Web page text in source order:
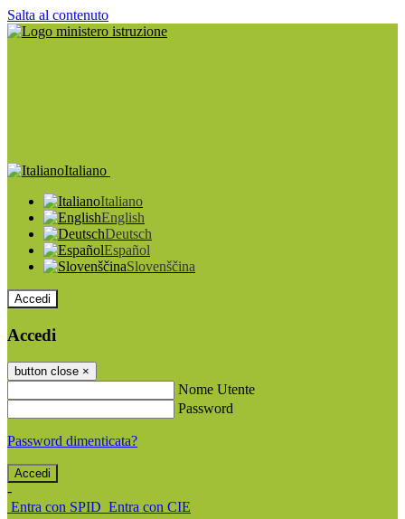
Salta al contenuto
Italiano
Italiano
English
Deutsch
Español
Slovenščina
Accedi
Accedi
button close ×
Nome Utente
Password
Password dimenticata?
-
Entra con SPID Entra con CIE